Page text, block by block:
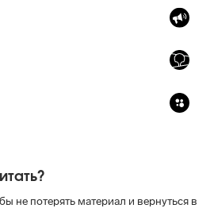
не потерять материал и вернуться в